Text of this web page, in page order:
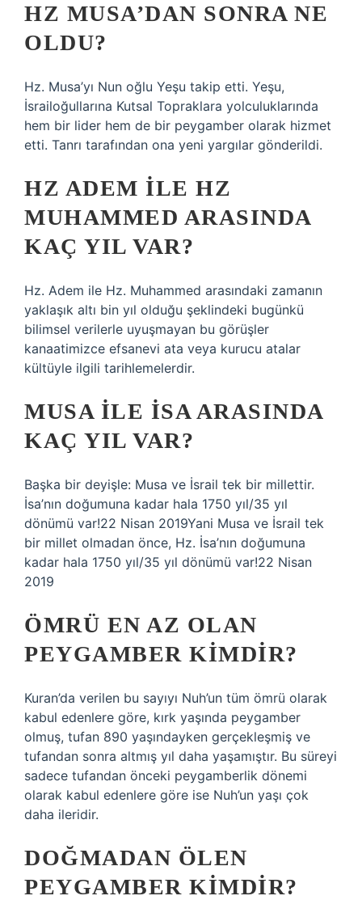
HZ MUSA’DAN SONRA NE
OLDU?
Hz. Musa’yı Nun oğlu Yeşu takip etti. Yeşu,
İsrailoğullarına Kutsal Topraklara yolculuklarında
hem bir lider hem de bir peygamber olarak hizmet
etti. Tanrı tarafından ona yeni yargılar gönderildi.
HZ ADEM ILE HZ
MUHAMMED ARASINDA
KAÇ YIL VAR?
Hz. Adem ile Hz. Muhammed arasındaki zamanın
yaklaşık altı bin yıl olduğu şeklindeki bugünkü
bilimsel verilerle uyuşmayan bu görüşler
kanaatimizce efsanevi ata veya kurucu atalar
kültüyle ilgili tarihlemelerdir.
MUSA ILE İSA ARASINDA
KAÇ YIL VAR?
Başka bir deyişle: Musa ve İsrail tek bir millettir.
İsa’nın doğumuna kadar hala 1750 yıl/35 yıl
dönümü var!22 Nisan 2019Yani Musa ve İsrail tek
bir millet olmadan önce, Hz. İsa’nın doğumuna
kadar hala 1750 yıl/35 yıl dönümü var!22 Nisan
2019
ÖMRÜ EN AZ OLAN
PEYGAMBER KIMDIR?
Kuran’da verilen bu sayıyı Nuh’un tüm ömrü olarak
kabul edenlere göre, kırk yaşında peygamber
olmuş, tufan 890 yaşındayken gerçekleşmiş ve
tufandan sonra altmış yıl daha yaşamıştır. Bu süreyi
sadece tufandan önceki peygamberlik dönemi
olarak kabul edenlere göre ise Nuh’un yaşı çok
daha ileridir.
DOĞMADAN ÖLEN
PEYGAMBER KIMDIR?